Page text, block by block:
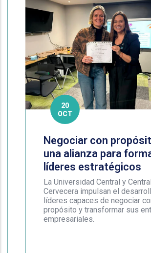
20
OCT
Negociar con
una alianza para
líderes estratégicos
La Universidad Central y Central
Cervecera impulsan el
líderes capaces de negociar
propósito y transformar sus
empresariales.